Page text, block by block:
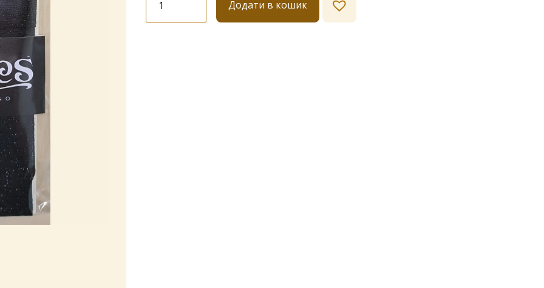
Dolores
"Lurex"
Додати в кошик